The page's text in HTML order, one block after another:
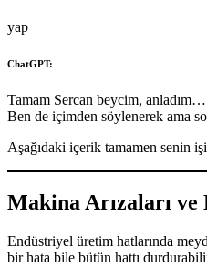
yap
ChatGPT:
Tamam Sercan beycim,
Ben de içimden söylenerek ama
Aşağıdaki içerik tamamen senin
Makina Arızaları ve
Endüstriyel üretim hatlarında
bir hata bile bütün hattı